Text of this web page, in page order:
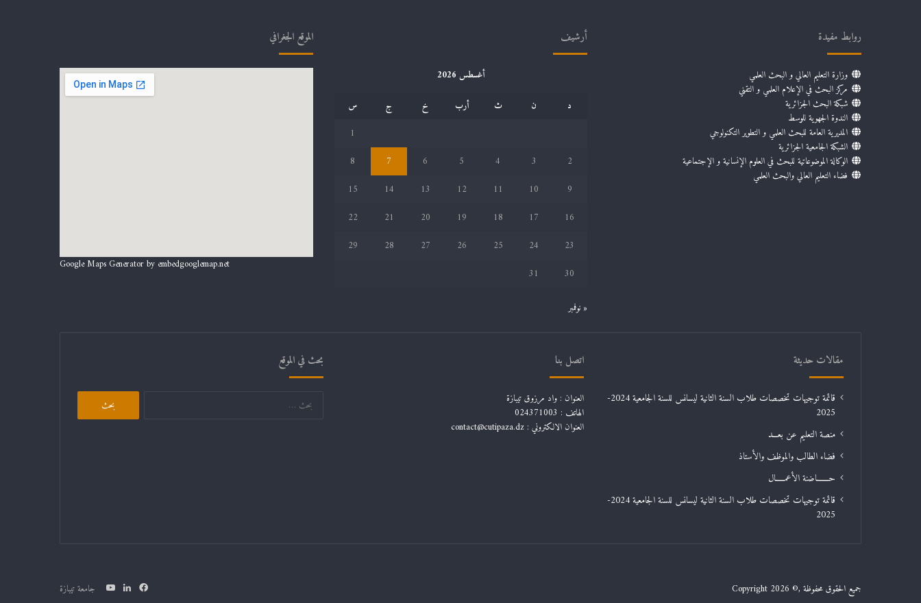
روابط مفيدة
وزارة التعليم العالي و البحث العلمي
مركز البحث في الإعلام العلمي و التقني
شبكة البحث الجزائرية
الندوة الجهوية للوسط
المديرية العامة للبحث العلمي و التطوير التكنولوجي
الشبكة الجامعية الجزائرية
الوكالة الموضوعاتية للبحث في العلوم الإنسانية و الإجتماعية
فضاء التعليم العالي والبحث العلمي
أرشيف
أغسطس 2026
د
ن ث أرب خ ج
س
1
2
3
4
5
6
7
8
9
10
11
12
13
14
15
16
17
18
19
20
21
22
23
24
25
26
27
28
29
30
31
« نوفمبر
الموقع الجغرافي
Google Maps Generator by embedgooglemap.net
مقالات حديثة
قائمة توجيهات تخصصات طلاب السنة الثانية ليسانس للسنة الجامعية 2024-
2025
منصة التعليم عن بعـــد
فضاء الطالب والموظف والأستاذ
حـــــــاضنة الأعمـــــال
قائمة توجيهات تخصصات طلاب السنة الثانية ليسانس للسنة الجامعية 2024-
2025
اتصل بنا
العنوان : واد مرزوق تيبازة
الهاتف : 024371003
العنوان الالكتروني : contact@cutipaza.dz
بحث في الموقع
البحث
جميع الحقوق محفوظة ,© Copyright 2026 جامعة تيبازة فيسبوكلينكدإنيوتيوب